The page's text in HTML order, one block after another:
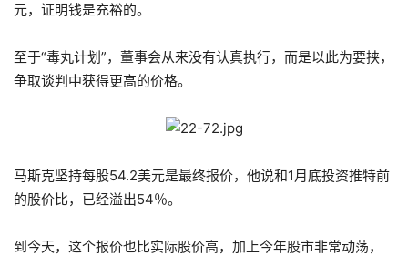
元，证明钱是充裕的。
至于“毒丸计划”，董事会从来没有认真执行，而是以此为要挟，
争取谈判中获得更高的价格。
马斯克坚持每股54.2美元是最终报价，他说和1月底投资推特前
的股价比，已经溢出54％。
到今天，这个报价也比实际股价高，加上今年股市非常动荡，